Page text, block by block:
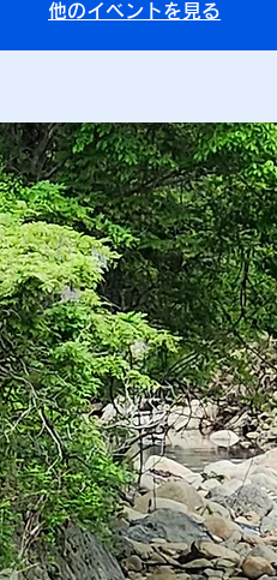
他のイベントを見る